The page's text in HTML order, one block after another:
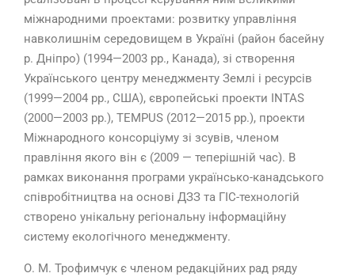
міжнародними проектами: розвитку управління
навколишнім середовищем в Україні (район басейну
р. Дніпро) (1994—2003 рр., Канада), зі створення
Українського центру менеджменту Землі і ресурсів
(1999—2004 рр., США), європейські проекти INTAS
(2000—2003 рр.), TEMPUS (2012—2015 рр.), проекти
Міжнародного консорціуму зі зсувів, членом
правління якого він є (2009 — теперішній час). В
рамках виконання програми українсько-канадського
співробітництва на основі ДЗЗ та ГІС-технологій
створено унікальну регіональну інформаційну
систему екологічного менеджменту.
О. М. Трофимчук є членом редакційних рад ряду